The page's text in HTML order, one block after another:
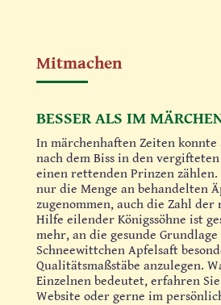
Mitmachen
BESSER ALS IM
In märchenhaften Zeiten konnte
nach dem Biss in den
einen rettenden Prinzen
nur die Menge an behandelten
zugenommen, auch die Zahl der
Hilfe eilender Königssöhne ist
mehr, an die gesunde
Schneewittchen Apfelsaft
Qualitätsmaßstäbe anzulegen.
Einzelnen bedeutet, erfahren
Website oder gerne im